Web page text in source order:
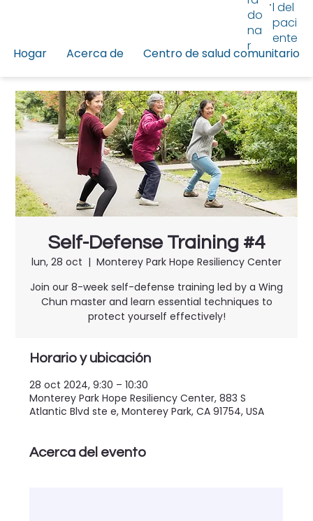
Hogar Acerca de Centro de salud comunitario
do
na
r
l del
paci
ente
Self-Defense Training #4
lun, 28 oct
  |
Monterey Park Hope Resiliency Center
Join our 8-week self-defense training led by a Wing
Chun master and learn essential techniques to
protect yourself effectively!
Horario y ubicación
28 oct 2024, 9:30 – 10:30
Monterey Park Hope Resiliency Center, 883 S
Atlantic Blvd ste e, Monterey Park, CA 91754, USA
Acerca del evento